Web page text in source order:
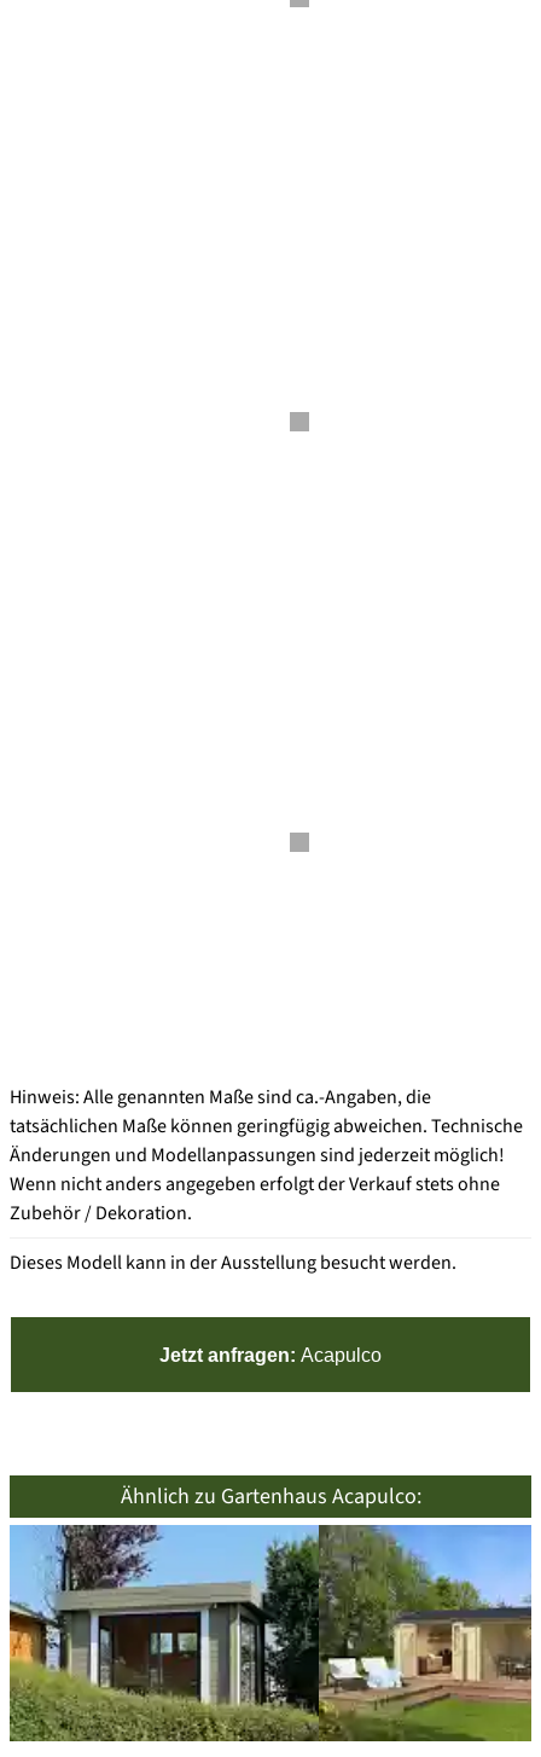
Hinweis: Alle genannten Maße sind ca.-Angaben, die
tatsächlichen Maße können geringfügig abweichen. Technische
Änderungen und Modellanpassungen sind jederzeit möglich!
Wenn nicht anders angegeben erfolgt der Verkauf stets ohne
Zubehör / Dekoration.
Dieses Modell kann in der Ausstellung besucht werden.
Jetzt anfragen: Acapulco
Ähnlich zu Gartenhaus Acapulco: